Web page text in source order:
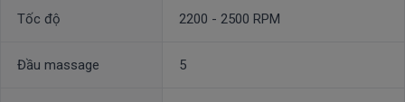
Tốc độ 2200 - 2500 RPM
Đầu massage 5